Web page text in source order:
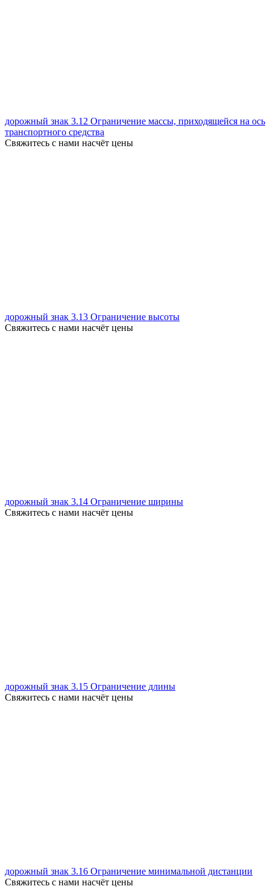
дорожный знак 3.12 Ограничение массы, приходящейся на ось
транспортного средства
Свяжитесь с нами насчёт цены
дорожный знак 3.13 Ограничение высоты
Свяжитесь с нами насчёт цены
дорожный знак 3.14 Ограничение ширины
Свяжитесь с нами насчёт цены
дорожный знак 3.15 Ограничение длины
Свяжитесь с нами насчёт цены
дорожный знак 3.16 Ограничение минимальной дистанции
Свяжитесь с нами насчёт цены